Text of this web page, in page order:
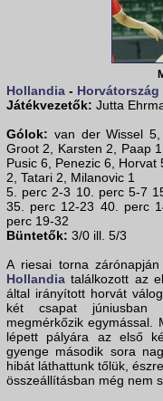
Hollandia - Horvátország
Játékvezetők: Jutta
Gólok: van der Wissel
Groot 2, Karsten 2, Paap
Pusic 6, Penezic 6, Horvat
2, Tatari 2, Milanovic 1
5. perc 2-3 10. perc 5-7
35. perc 12-23 40. perc
perc 19-32
Büntetők: 3/0 ill. 5/3
A riesai torna
Hollandia találkozott az
által irányított horvát
két csapat júniusban
megmérkőzik egymással.
lépett pályára az első
gyenge második sora
hibát láthattunk tőlük,
összeállításban még nem